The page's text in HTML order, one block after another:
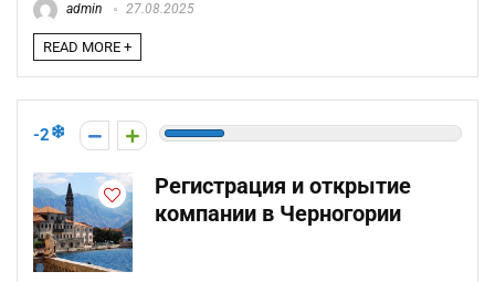
admin 27.08.2025
READ MORE +
-2
Регистрация и открытие
компании в Черногории